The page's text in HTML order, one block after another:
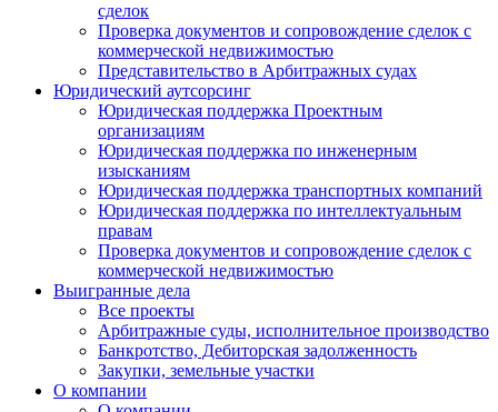
сделок
Проверка документов и сопровождение сделок с
коммерческой недвижимостью
Представительство в Арбитражных судах
Юридический аутсорсинг
Юридическая поддержка Проектным
организациям
Юридическая поддержка по инженерным
изысканиям
Юридическая поддержка транспортных компаний
Юридическая поддержка по интеллектуальным
правам
Проверка документов и сопровождение сделок с
коммерческой недвижимостью
Выигранные дела
Все проекты
Арбитражные суды, исполнительное производство
Банкротство, Дебиторская задолженность
Закупки, земельные участки
О компании